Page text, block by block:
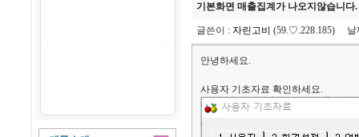
기본화면 매출집계가 나오지않습니다.
글쓴이 : 자린고비 (59.♡.228.185) 날
안녕하세요.
사용자 기초자료 확인하세요.